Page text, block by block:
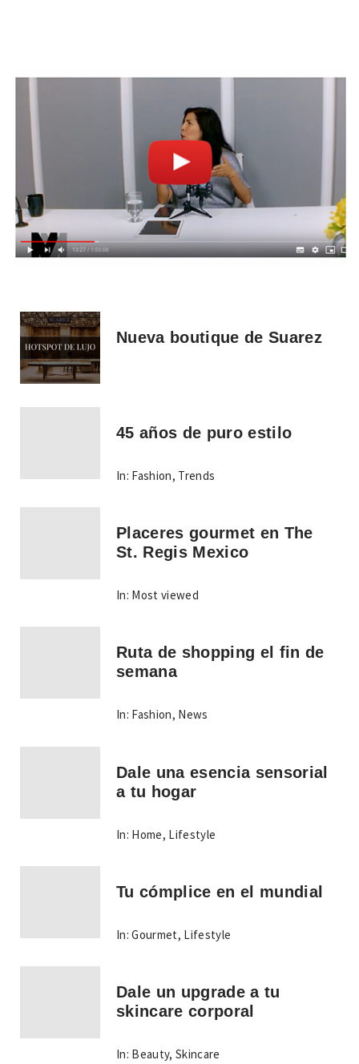
Nueva boutique de Suarez
45 años de puro estilo
In: Fashion, Trends
Placeres gourmet en The
St. Regis Mexico
In: Most viewed
Ruta de shopping el fin de
semana
In: Fashion, News
Dale una esencia sensorial
a tu hogar
In: Home, Lifestyle
Tu cómplice en el mundial
In: Gourmet, Lifestyle
Dale un upgrade a tu
skincare corporal
In: Beauty,Skincare